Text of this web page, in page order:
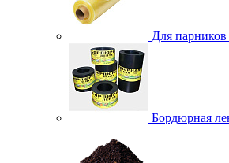
Для
Бордюрная